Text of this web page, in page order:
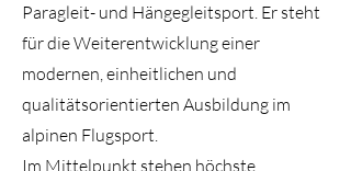
Paragleit- und Hängegleitsport. Er steht
für die Weiterentwicklung einer
modernen, einheitlichen und
qualitätsorientierten Ausbildung im
alpinen Flugsport.
Im Mittelpunkt stehen höchste